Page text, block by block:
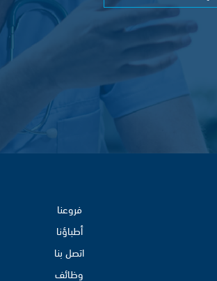
فروعنا
أطباؤنا
اتصل بنا
وظائف